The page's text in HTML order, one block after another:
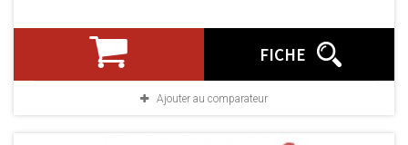
FICHE
Ajouter au comparateur